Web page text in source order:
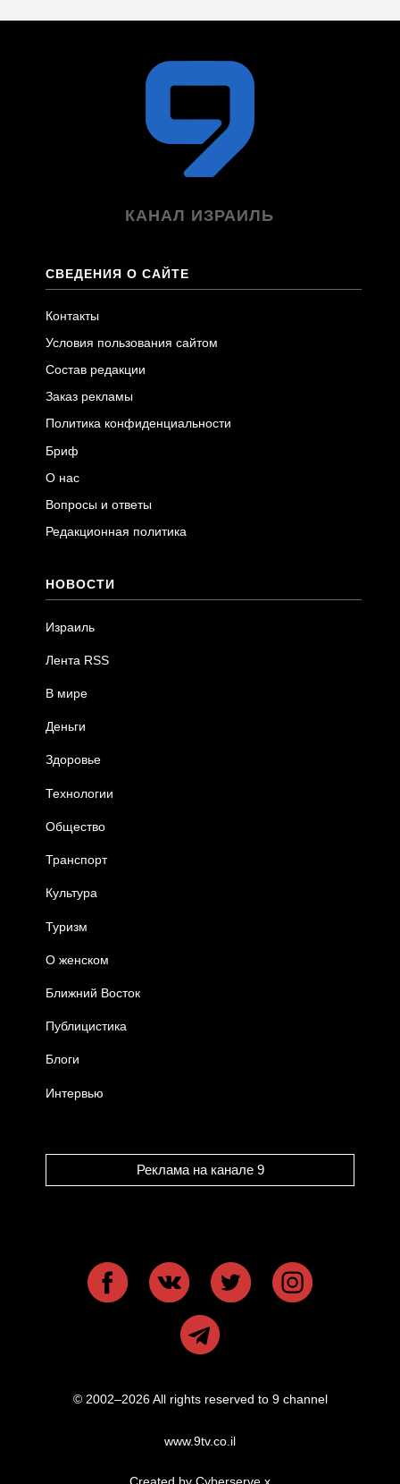
КАНАЛ ИЗРАИЛЬ
СВЕДЕНИЯ О САЙТЕ
Контакты
Условия пользования сайтом
Состав редакции
Заказ рекламы
Политика конфиденциальности
Бриф
О нас
Вопросы и ответы
Редакционная политика
НОВОСТИ
Израиль
Лента RSS
В мире
Деньги
Здоровье
Технологии
Общество
Транспорт
Культура
Туризм
О женском
Ближний Восток
Публицистика
Блоги
Интервью
Реклама на канале 9
© 2002–2026 All rights reserved to 9 channel
www.9tv.co.il